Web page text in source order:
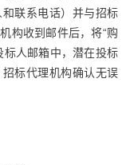
联系电话）并与招标
构收到邮件后，将“购
标人邮箱中，潜在投标
标代理机构确认无误